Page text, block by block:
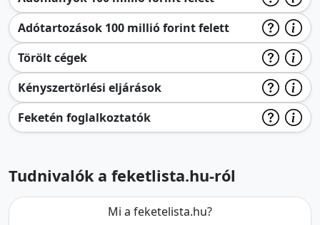
Adótartozások 100 millió forint felett
Törölt cégek
Kényszertörlési eljárások
Feketén foglalkoztatók
Tudnivalók a feketlista.hu-ról
Mi a feketelista.hu?